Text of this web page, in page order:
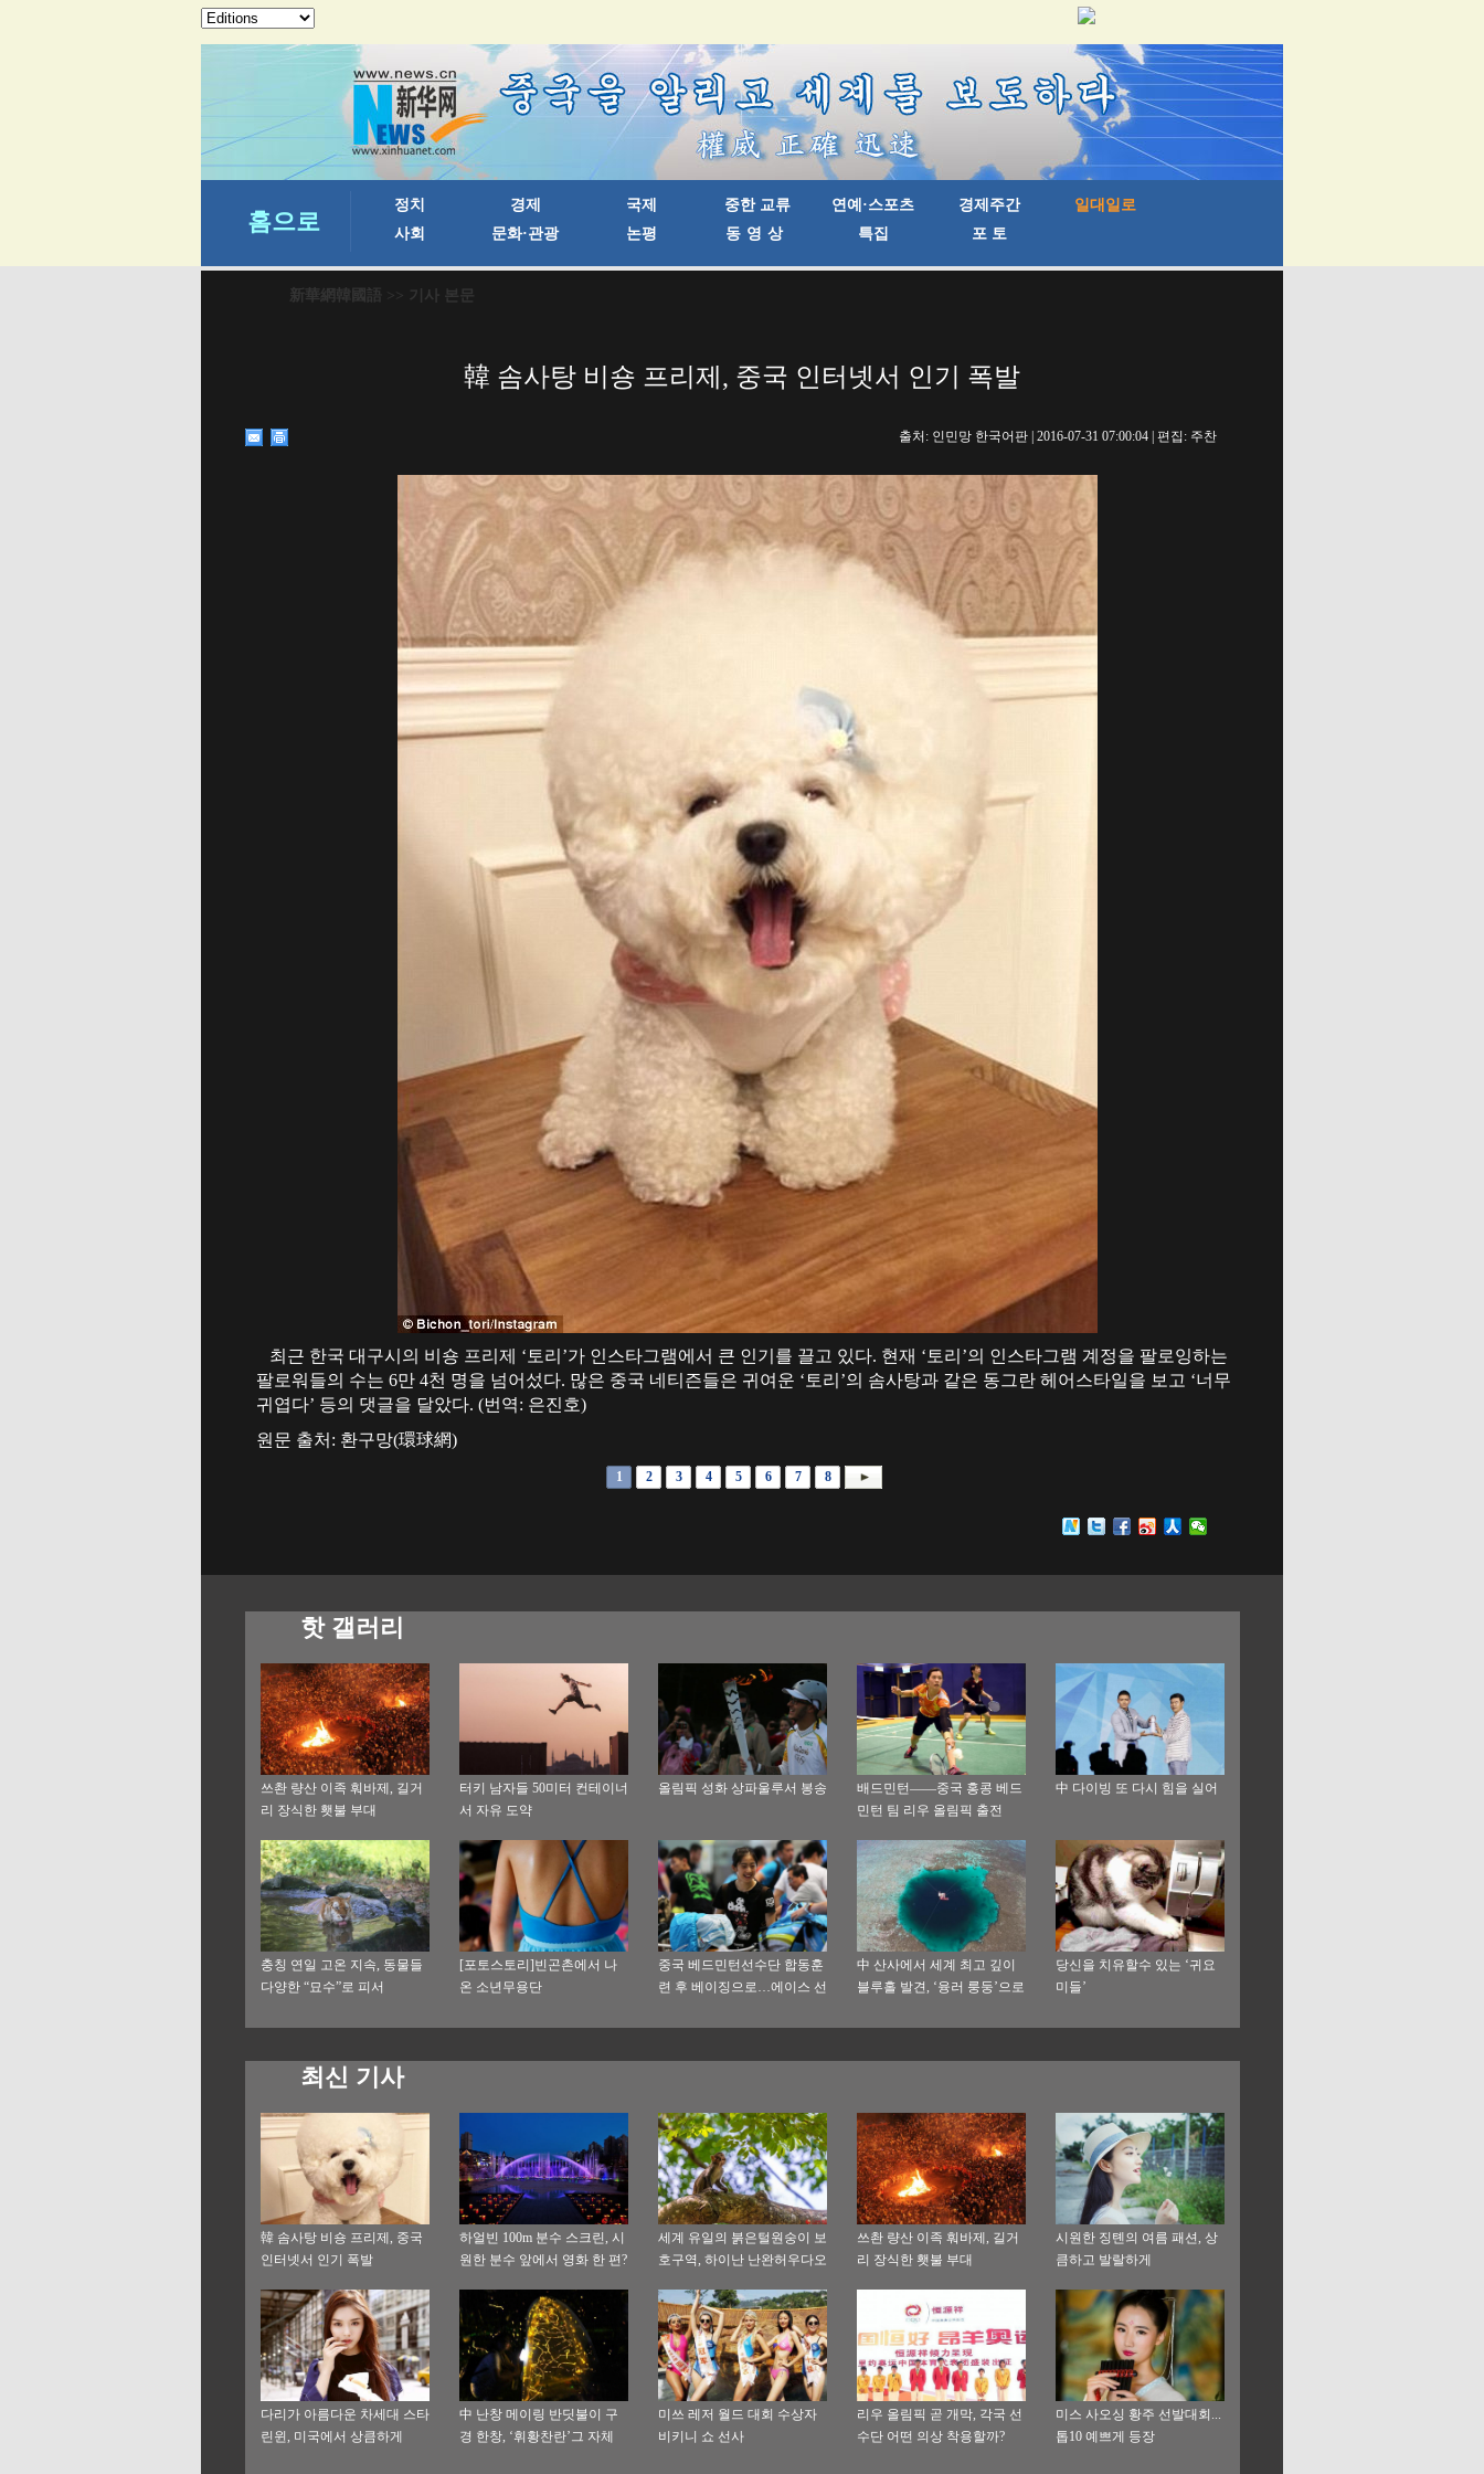
新華網韓國語 >> 기사 본문
韓 솜사탕 비숑 프리제, 중국 인터넷서 인기 폭발
출처: 인민망 한국어판 | 2016-07-31 07:00:04 | 편집: 주찬
최근 한국 대구시의 비숑 프리제 ‘토리’가 인스타그램에서 큰 인기를 끌고 있다. 현재 ‘토리’의 인스타그램 계정을 팔로잉하는
팔로워들의 수는 6만 4천 명을 넘어섰다. 많은 중국 네티즌들은 귀여운 ‘토리’의 솜사탕과 같은 동그란 헤어스타일을 보고 ‘너무
귀엽다’ 등의 댓글을 달았다. (번역: 은진호)
원문 출처: 환구망(環球網)
1 2 3 4 5 6 7 8
핫 갤러리
쓰촨 량산 이족 훠바제, 길거
리 장식한 횃불 부대
터키 남자들 50미터 컨테이너
서 자유 도약
올림픽 성화 상파울루서 봉송
배드민턴——중국 홍콩 베드
민턴 팀 리우 올림픽 출전
中 다이빙 또 다시 힘을 실어
충칭 연일 고온 지속, 동물들
다양한 “묘수”로 피서
[포토스토리]빈곤촌에서 나
온 소년무용단
중국 베드민턴선수단 합동훈
련 후 베이징으로…에이스 선
中 산사에서 세계 최고 깊이
블루홀 발견, ‘융러 룽둥’으로
당신을 치유할수 있는 ‘귀요
미들’
최신 기사
韓 솜사탕 비숑 프리제, 중국
인터넷서 인기 폭발
하얼빈 100m 분수 스크린, 시
원한 분수 앞에서 영화 한 편?
세계 유일의 붉은털원숭이 보
호구역, 하이난 난완허우다오
쓰촨 량산 이족 훠바제, 길거
리 장식한 횃불 부대
시원한 징톈의 여름 패션, 상
큼하고 발랄하게
다리가 아름다운 차세대 스타
린윈, 미국에서 상큼하게
中 난창 메이링 반딧불이 구
경 한창, ‘휘황찬란’그 자체
미쓰 레저 월드 대회 수상자
비키니 쇼 선사
리우 올림픽 곧 개막, 각국 선
수단 어떤 의상 착용할까?
미스 사오싱 황주 선발대회...
톱10 예쁘게 등장